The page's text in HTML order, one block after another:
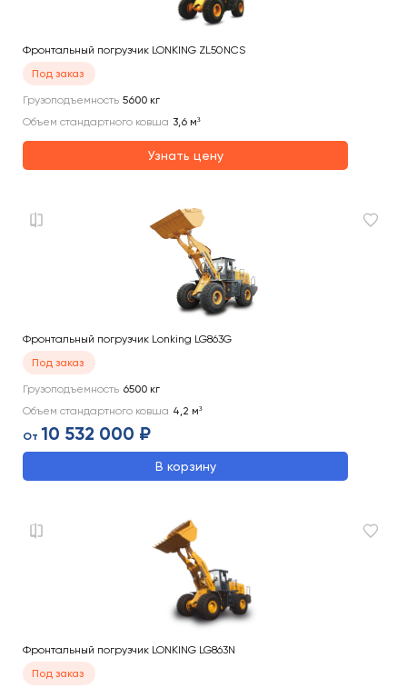
Фронтальный погрузчик LONKING ZL50NCS
Под заказ
Грузоподъемность 5600 кг
Объем стандартного ковша 3,6 м³
Узнать цену
Фронтальный погрузчик Lonking LG863G
Под заказ
Грузоподъемность 6500 кг
Объем стандартного ковша 4,2 м³
От 10 532 000 ₽
В корзину
Фронтальный погрузчик LONKING LG863N
Под заказ